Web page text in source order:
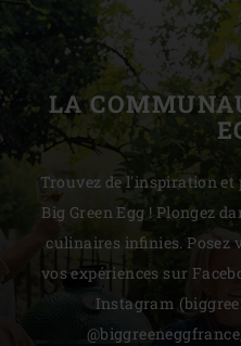
LA
Trouvez de l'inspiration et
Big Green Egg ! Plongez
culinaires infinies. Posez
vos expériences sur
Instagram